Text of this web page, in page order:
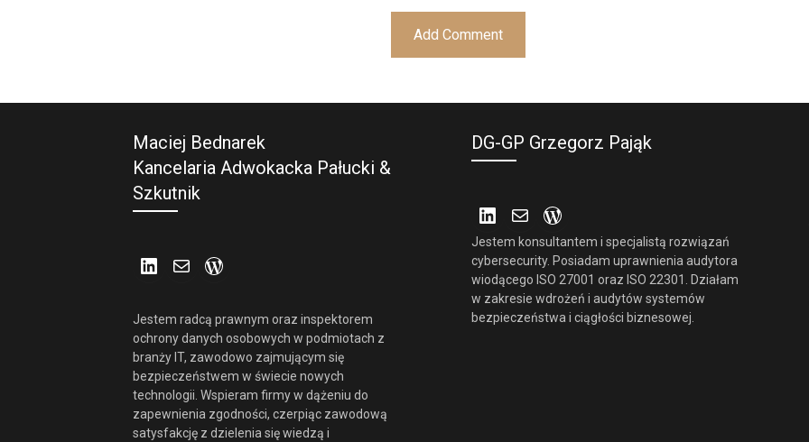
Maciej Bednarek
Kancelaria Adwokacka Pałucki &
Szkutnik
LinkedIn
Mail
Jestem radcą prawnym oraz inspektorem
ochrony danych osobowych w podmiotach z
branży IT, zawodowo zajmującym się
bezpieczeństwem w świecie nowych
technologii. Wspieram firmy w dążeniu do
zapewnienia zgodności, czerpiąc zawodową
satysfakcję z dzielenia się wiedzą i
DG-GP Grzegorz Pająk
LinkedIn
Mail
Jestem konsultantem i specjalistą rozwiązań
cybersecurity. Posiadam uprawnienia audytora
wiodącego ISO 27001 oraz ISO 22301. Działam
w zakresie wdrożeń i audytów systemów
bezpieczeństwa i ciągłości biznesowej.